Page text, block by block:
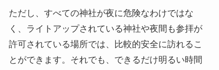
ただし、すべての神社が夜に危険なわけではな
く、ライトアップされている神社や夜間も参拝が
許可されている場所では、比較的安全に訪れるこ
とができます。それでも、できるだけ明るい時間